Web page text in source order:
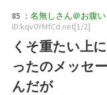
85 ： 名無しさん＠お腹い
ID:kqv0YMfCd.net[1/2]
くそ重たい上
ったのメッセ
んだが